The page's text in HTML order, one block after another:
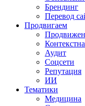
Брендинг
Перевод
Продвигаем
Аудит
Соцсети
Репутация
ИИ
Тематики
Медицина